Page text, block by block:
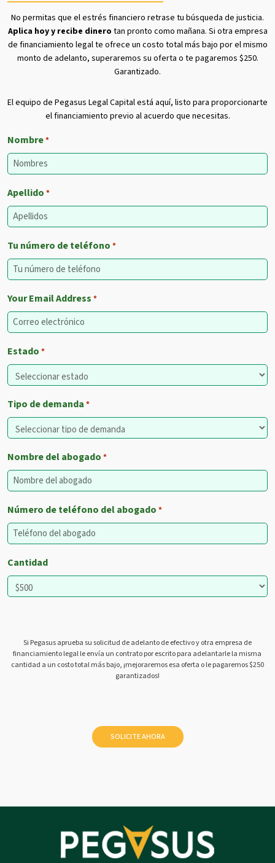
No permitas que el estrés financiero retrase tu búsqueda de justicia.
Aplica hoy y recibe dinero tan pronto como mañana. Si otra empresa
de financiamiento legal te ofrece un costo total más bajo por el mismo
monto de adelanto, superaremos su oferta o te pagaremos $250.
Garantizado.
El equipo de Pegasus Legal Capital está aquí, listo para proporcionarte
el financiamiento previo al acuerdo que necesitas.
Nombre*
Apellido *
Tu número de teléfono *
Your Email Address *
Estado *
Tipo de demanda *
Nombre del abogado *
Número de teléfono del abogado *
Cantidad
Si Pegasus aprueba su solicitud de adelanto de efectivo y otra empresa de
financiamiento legal le envía un contrato por escrito para adelantarle la misma
cantidad a un costo total más bajo, ¡mejoraremos esa oferta o le pagaremos $250
garantizados!